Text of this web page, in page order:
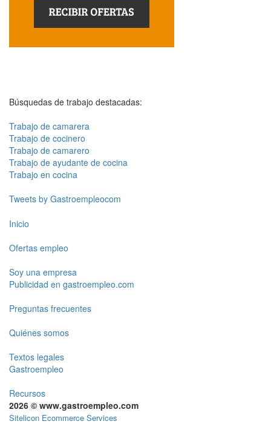
Búsquedas de trabajo destacadas:
Trabajo de camarera
Trabajo de cocinero
Trabajo de camarero
Trabajo de ayudante de cocina
Trabajo en cocina
Tweets by Gastroempleocom
Inicio
Ofertas empleo
Soy una empresa
Publicidad en gastroempleo.com
Preguntas frecuentes
Quiénes somos
Textos legales
Gastroempleo
Recursos
2026 © www.gastroempleo.com
Sitelicon Ecommerce Services